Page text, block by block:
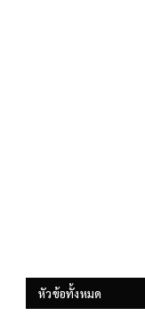
หัวข้อทั้งหมด